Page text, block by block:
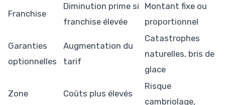
Franchise
Diminution prime si
franchise élevée
Montant fixe ou
proportionnel
Garanties
optionnelles
Augmentation du
tarif
Catastrophes
naturelles, bris de
glace
Zone
Coûts plus élevés
Risque
cambriolage,